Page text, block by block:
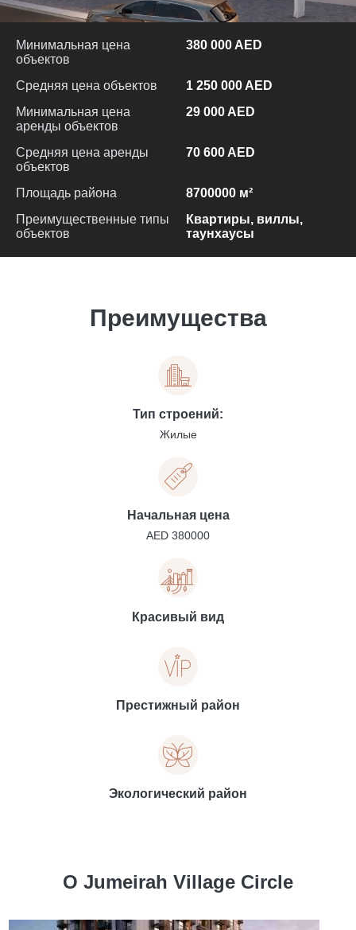
Минимальная цена
объектов
380 000 AED
Средняя цена объектов
1 250 000 AED
Минимальная цена
аренды объектов
29 000 AED
Средняя цена аренды
объектов
70 600 AED
Площадь района
8700000 м²
Преимущественные типы
объектов
Квартиры, виллы,
таунхаусы
Преимущества
Тип строений:
Жилые
Начальная цена
AED 380000
Красивый вид
Престижный район
Экологический район
О Jumeirah Village Circle